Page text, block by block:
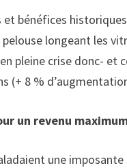
bénéfices
longeant les
pleine crise donc-
(+ 8 %
un revenu
une